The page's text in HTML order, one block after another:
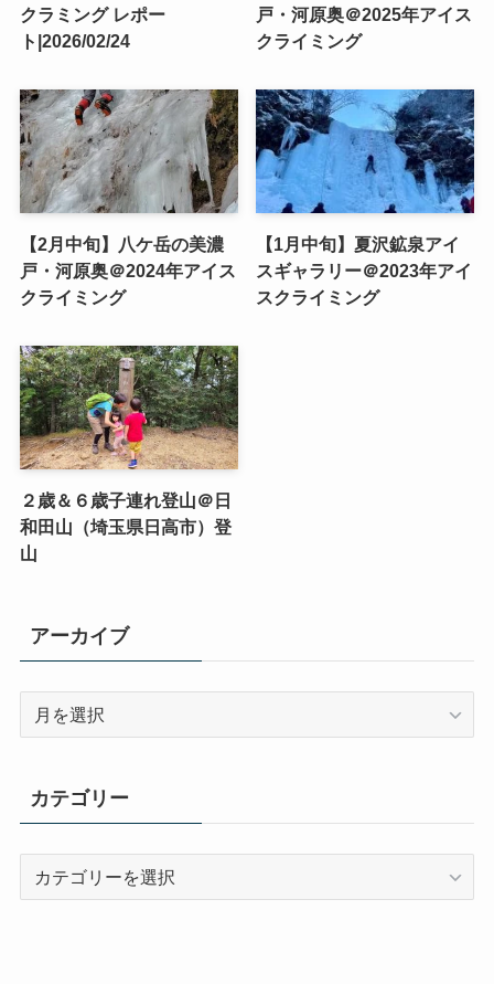
クラミング レポー
ト|2026/02/24
戸・河原奥＠2025年アイス
クライミング
【2月中旬】八ケ岳の美濃
戸・河原奥＠2024年アイス
クライミング
【1月中旬】夏沢鉱泉アイ
スギャラリー＠2023年アイ
スクライミング
２歳＆６歳子連れ登山＠日
和田山（埼玉県日高市）登
山
アーカイブ
ブ
カテゴリー